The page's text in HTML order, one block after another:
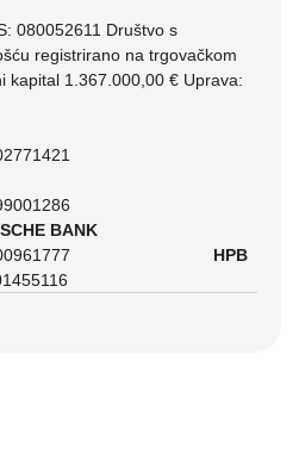
080052611 Društvo s
registrirano na trgovačkom
kapital 1.367.000,00 € Uprava:
BANK
HPB